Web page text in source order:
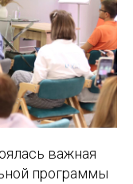
важная
программы